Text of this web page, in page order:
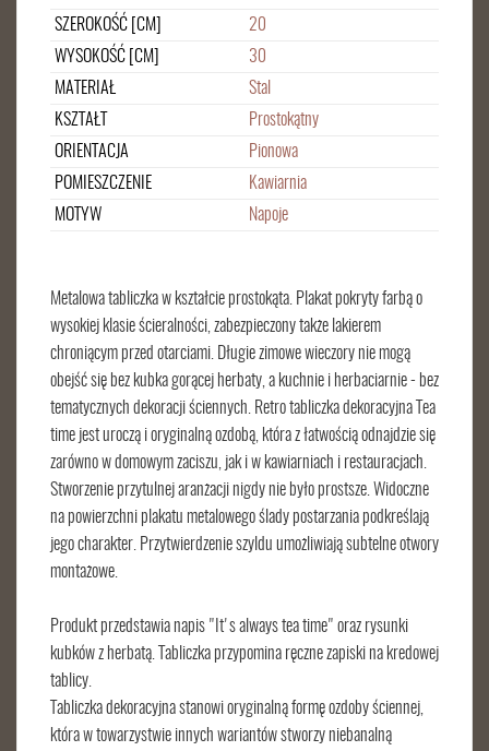
SZEROKOŚĆ [CM]
20
WYSOKOŚĆ [CM]
30
MATERIAŁ
Stal
KSZTAŁT
Prostokątny
ORIENTACJA
Pionowa
POMIESZCZENIE
Kawiarnia
MOTYW
Napoje
Metalowa tabliczka w kształcie prostokąta. Plakat pokryty farbą o
wysokiej klasie ścieralności, zabezpieczony także lakierem
chroniącym przed otarciami. Długie zimowe wieczory nie mogą
obejść się bez kubka gorącej herbaty, a kuchnie i herbaciarnie - bez
tematycznych dekoracji ściennych. Retro tabliczka dekoracyjna Tea
time jest uroczą i oryginalną ozdobą, która z łatwością odnajdzie się
zarówno w domowym zaciszu, jak i w kawiarniach i restauracjach.
Stworzenie przytulnej aranżacji nigdy nie było prostsze. Widoczne
na powierzchni plakatu metalowego ślady postarzania podkreślają
jego charakter. Przytwierdzenie szyldu umożliwiają subtelne otwory
montażowe.
Produkt przedstawia napis "It's always tea time" oraz rysunki
kubków z herbatą. Tabliczka przypomina ręczne zapiski na kredowej
tablicy.
Tabliczka dekoracyjna stanowi oryginalną formę ozdoby ściennej,
która w towarzystwie innych wariantów stworzy niebanalną